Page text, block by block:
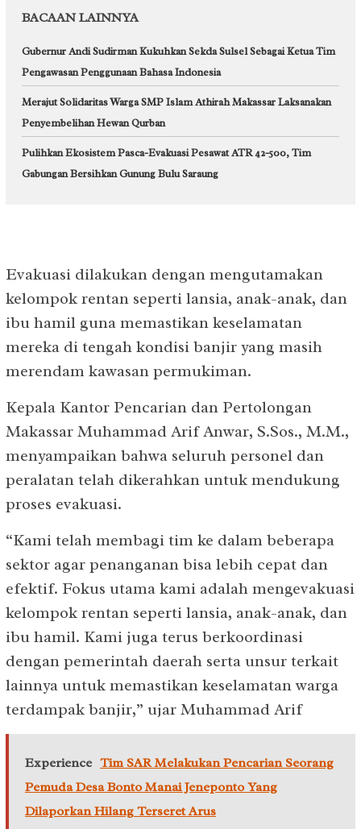
BACAAN LAINNYA
Gubernur Andi Sudirman Kukuhkan Sekda Sulsel Sebagai Ketua Tim
Pengawasan Penggunaan Bahasa Indonesia
Merajut Solidaritas Warga SMP Islam Athirah Makassar Laksanakan
Penyembelihan Hewan Qurban
Pulihkan Ekosistem Pasca-Evakuasi Pesawat ATR 42-500, Tim
Gabungan Bersihkan Gunung Bulu Saraung
Evakuasi dilakukan dengan mengutamakan
kelompok rentan seperti lansia, anak-anak, dan
ibu hamil guna memastikan keselamatan
mereka di tengah kondisi banjir yang masih
merendam kawasan permukiman.
Kepala Kantor Pencarian dan Pertolongan
Makassar Muhammad Arif Anwar, S.Sos., M.M.,
menyampaikan bahwa seluruh personel dan
peralatan telah dikerahkan untuk mendukung
proses evakuasi.
“Kami telah membagi tim ke dalam beberapa
sektor agar penanganan bisa lebih cepat dan
efektif. Fokus utama kami adalah mengevakuasi
kelompok rentan seperti lansia, anak-anak, dan
ibu hamil. Kami juga terus berkoordinasi
dengan pemerintah daerah serta unsur terkait
lainnya untuk memastikan keselamatan warga
terdampak banjir,” ujar Muhammad Arif
Experience Tim SAR Melakukan Pencarian Seorang
Pemuda Desa Bonto Manai Jeneponto Yang
Dilaporkan Hilang Terseret Arus